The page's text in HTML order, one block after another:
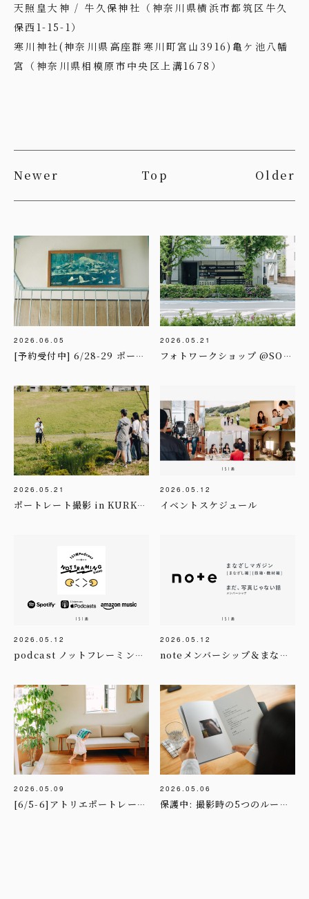
天照皇大神 / 牛久保神社（神奈川県横浜市都筑区牛久
保西1-15-1）
寒川神社(神奈川県高座群寒川町宮山3916)亀ケ池八幡
宮（神奈川県相模原市中央区上溝1678）
Newer Top Older
2026.06.05
[予約受付中] 6/28-29 ポートレート撮影day in KUUHAKU
2026.05.21
フォトワークショップ @SOW EXPERIENCE様
2026.05.21
ポートレート撮影 in KURKKU FIELDS様
2026.05.12
イベントスケジュール
2026.05.12
podcast ノットフレーミング・ラジオ
2026.05.12
noteメンバーシップ＆まなざしマガジン[まなざし編 / 技術・機材編]
2026.05.09
[6/5-6]アトリエポートレート撮影day
2026.05.06
保護中: 撮影時の5つのルール │ まなざしフィードバックレター